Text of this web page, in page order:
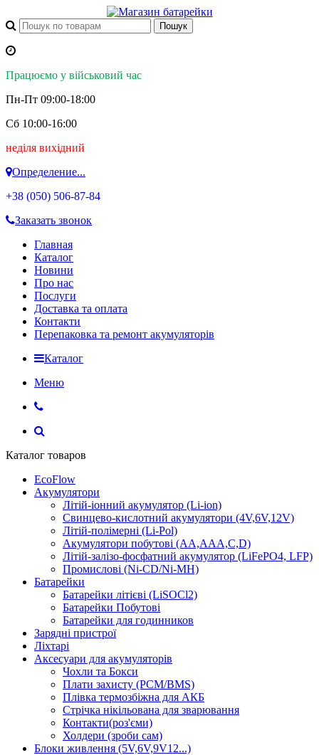
Працюємо у військовий час
Пн-Пт 09:00-18:00
Сб 10:00-16:00
неділя вихідний
Определение...
+38 (050) 506-87-84
Заказать звонок
Главная
Каталог
Новини
Про нас
Послуги
Доставка та оплата
Контакти
Перепаковка та ремонт акумуляторів
Каталог
Меню
Каталог товаров
EcoFlow
Акумулятори
Літій-іонний акумулятор (Li-ion)
Свинцево-кислотний акумулятори (4V,6V,12V)
Літій-полімерні (Li-Pol)
Акумулятори побутові (AA,AAA,C,D)
Літій-залізо-фосфатний акумулятор (LiFePO4, LFP)
Промислові (Ni-CD/Ni-MH)
Батарейки
Батарейки літієві (LiSOCl2)
Батарейки Побутові
Батарейки для годинников
Зарядні пристрої
Ліхтарі
Аксесуари для акумуляторів
Чохли та Бокси
Плати захисту (PCM/BMS)
Плівка термозбіжна для АКБ
Стрічка нікільована для зварювання
Контакти(роз'єми)
Холдери (зроби сам)
Блоки живлення (5V,6V,9V12...)